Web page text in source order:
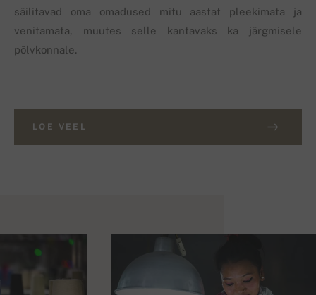
säilitavad oma omadused mitu aastat pleekimata ja
venitamata, muutes selle kantavaks ka järgmisele
põlvkonnale.
LOE VEEL